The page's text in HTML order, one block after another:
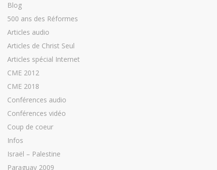
Blog
500 ans des Réformes
Articles audio
Articles de Christ Seul
Articles spécial Internet
CME 2012
CME 2018
Conférences audio
Conférences vidéo
Coup de coeur
Infos
Israël – Palestine
Paraguay 2009